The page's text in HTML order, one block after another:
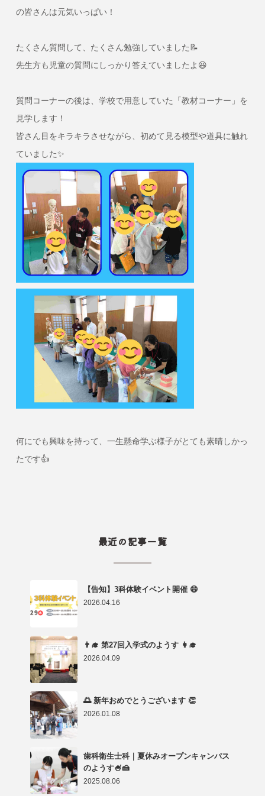
の皆さんは元気いっぱい！
たくさん質問して、たくさん勉強していました📝
先生方も児童の質問にしっかり答えていましたよ😆
質問コーナーの後は、学校で用意していた「教材コーナー」を
見学します！
皆さん目をキラキラさせながら、初めて見る模型や道具に触れ
ていました✨
何にでも興味を持って、一生懸命学ぶ様子がとても素晴しかっ
たです👍
最近の記事一覧
【告知】3科体験イベント開催 😄
2026.04.16
👨‍🎓 第27回入学式のようす 👩‍🎓
2026.04.09
🌅 新年おめでとうございます 👏
2026.01.08
歯科衛生士科｜夏休みオープンキャンパス
のようす🍧🍰
2025.08.06